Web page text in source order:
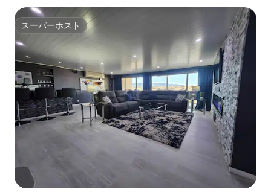
スーパーホスト
スーパーホスト